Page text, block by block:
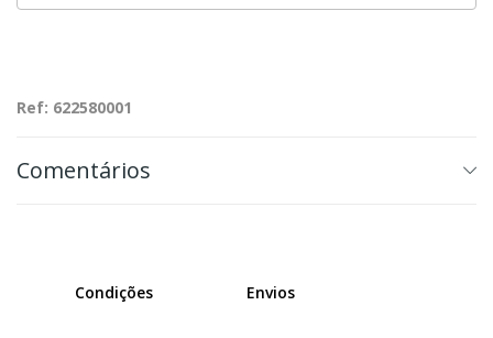
Ref: 622580001
Comentários
Condições Envios